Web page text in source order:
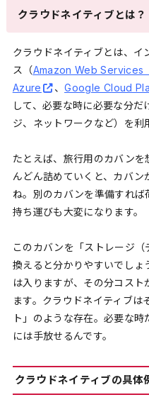
クラウドネイティブとは？
クラウドネイティブとは、イ
ス（Amazon Web Services
Azure
、Google Cloud
して、必要な時に必要な分
ジ、ネットワークなど）を利
たとえば、旅行用のカバン
んどん詰めていくと、カバ
ね。別のカバンを準備すれ
持ち運びも大変になります。
このカバンを「ストレージ
換えると分かりやすいでしょ
は入りますが、その分コスト
ます。クラウドネイティブは
ト」のような存在。必要な
には手放せるんです。
クラウドネイティブの具体